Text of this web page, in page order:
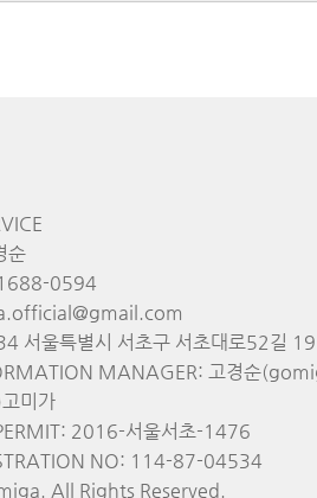
순
0594
서울특별시 서초구 서초대로52길
MANAGER: 고경순
미가
2016-서울서초-1476
NO: 114-87-04534
All Rights Reserved.